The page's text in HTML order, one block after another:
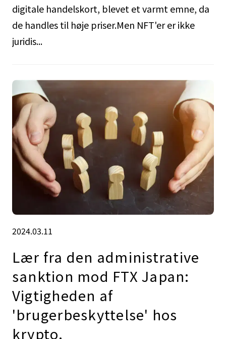
digitale handelskort, blevet et varmt emne, da
de handles til høje priser.Men NFT'er er ikke
juridis...
2024.03.11
Lær fra den administrative
sanktion mod FTX Japan:
Vigtigheden af
'brugerbeskyttelse' hos
krypto.